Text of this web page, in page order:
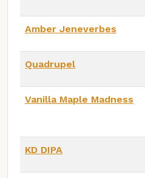
Amber Jeneverbes
Quadrupel
Vanilla Maple Madness
KD DIPA